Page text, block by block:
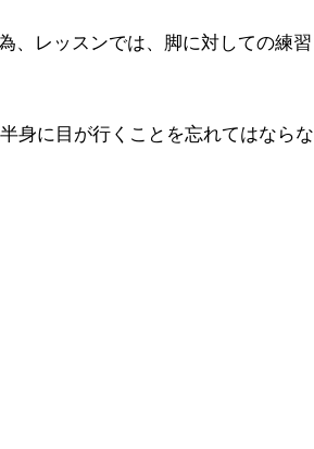
、レッスンでは、脚に対しての練習
身に目が行くことを忘れてはならな